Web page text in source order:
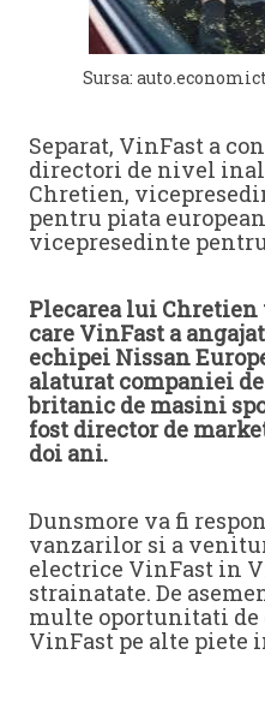
Sursa:
Separat, VinFast a
directori de nivel
Chretien,
pentru piata
vicepresedinte
Plecarea lui
care VinFast a
echipei Nissan
alaturat companiei
britanic de masini
fost director de
doi ani.
Dunsmore va fi
vanzarilor si a
electrice VinFast in
strainatate. De
multe oportunitati
VinFast pe alte piete